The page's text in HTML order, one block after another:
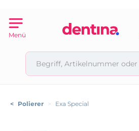
Menü
< Polierer > Exa Special